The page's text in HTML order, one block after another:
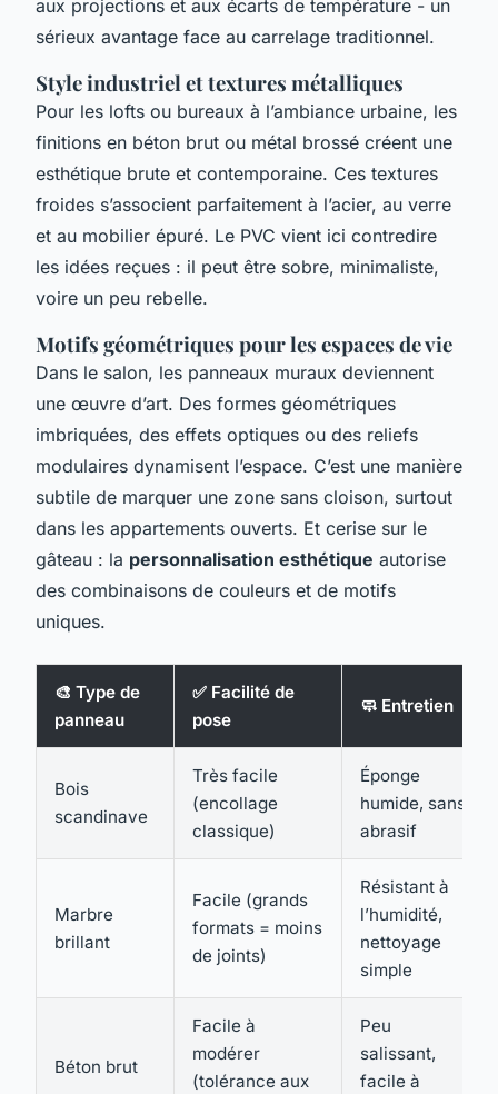
aux projections et aux écarts de température - un
sérieux avantage face au carrelage traditionnel.
Style industriel et textures métalliques
Pour les lofts ou bureaux à l’ambiance urbaine, les
finitions en béton brut ou métal brossé créent une
esthétique brute et contemporaine. Ces textures
froides s’associent parfaitement à l’acier, au verre
et au mobilier épuré. Le PVC vient ici contredire
les idées reçues : il peut être sobre, minimaliste,
voire un peu rebelle.
Motifs géométriques pour les espaces de vie
Dans le salon, les panneaux muraux deviennent
une œuvre d’art. Des formes géométriques
imbriquées, des effets optiques ou des reliefs
modulaires dynamisent l’espace. C’est une manière
subtile de marquer une zone sans cloison, surtout
dans les appartements ouverts. Et cerise sur le
gâteau : la personnalisation esthétique autorise
des combinaisons de couleurs et de motifs
uniques.
🎨 Type de
panneau
✅ Facilité de
pose
🧼 Entretien
Bois
scandinave
Très facile
(encollage
classique)
Éponge
humide, sans
abrasif
Marbre
brillant
Facile (grands
formats = moins
de joints)
Résistant à
l’humidité,
nettoyage
simple
Béton brut
Facile à
modérer
(tolérance aux
Peu
salissant,
facile à